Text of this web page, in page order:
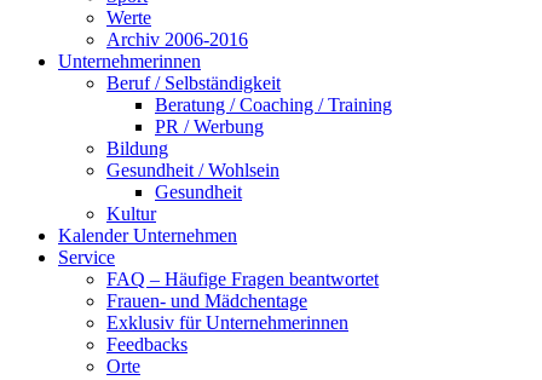
Werte
Archiv 2006-2016
Unternehmerinnen
Beruf / Selbständigkeit
Beratung / Coaching / Training
PR / Werbung
Bildung
Gesundheit / Wohlsein
Gesundheit
Kultur
Kalender Unternehmen
Service
FAQ – Häufige Fragen beantwortet
Frauen- und Mädchentage
Exklusiv für Unternehmerinnen
Feedbacks
Orte